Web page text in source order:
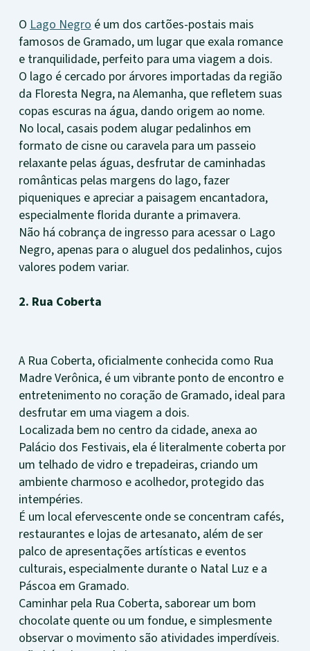
OLago Negroé um dos cartões-postais mais
famosos de Gramado, um lugar que exala romance
e tranquilidade, perfeito para uma viagem a dois.
O lago é cercado por árvores importadas da região
da Floresta Negra, na Alemanha, que refletem suas
copas escuras na água, dando origem ao nome.
No local, casais podem alugar pedalinhos em
formato de cisne ou caravela para um passeio
relaxante pelas águas, desfrutar de caminhadas
românticas pelas margens do lago, fazer
piqueniques e apreciar a paisagem encantadora,
especialmente florida durante a primavera.
Não há cobrança de ingresso para acessar o Lago
Negro, apenas para o aluguel dos pedalinhos, cujos
valores podem variar.
2. Rua Coberta
A Rua Coberta, oficialmente conhecida como Rua
Madre Verônica, é um vibrante ponto de encontro e
entretenimento no coração de Gramado, ideal para
desfrutar em uma viagem a dois.
Localizada bem no centro da cidade, anexa ao
Palácio dos Festivais, ela é literalmente coberta por
um telhado de vidro e trepadeiras, criando um
ambiente charmoso e acolhedor, protegido das
intempéries.
É um local efervescente onde se concentram cafés,
restaurantes e lojas de artesanato, além de ser
palco de apresentações artísticas e eventos
culturais, especialmente durante o Natal Luz e a
Páscoa em Gramado.
Caminhar pela Rua Coberta, saborear um bom
chocolate quente ou um fondue, e simplesmente
observar o movimento são atividades imperdíveis.